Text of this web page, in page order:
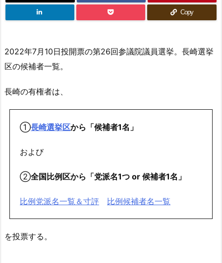
Copy
2022年7月10日投開票の第26回参議院議員選挙。長崎選挙
区の候補者一覧。
長崎の有権者は、
①長崎選挙区から「候補者1名」
および
②全国比例区から「党派名1つ or 候補者1名」
比例党派名一覧＆寸評 比例候補者名一覧
を投票する。